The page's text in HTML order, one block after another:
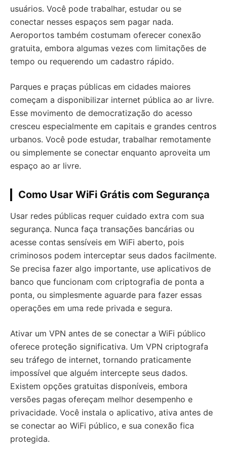
usuários. Você pode trabalhar, estudar ou se
conectar nesses espaços sem pagar nada.
Aeroportos também costumam oferecer conexão
gratuita, embora algumas vezes com limitações de
tempo ou requerendo um cadastro rápido.
Parques e praças públicas em cidades maiores
começam a disponibilizar internet pública ao ar livre.
Esse movimento de democratização do acesso
cresceu especialmente em capitais e grandes centros
urbanos. Você pode estudar, trabalhar remotamente
ou simplemente se conectar enquanto aproveita um
espaço ao ar livre.
Como Usar WiFi Grátis com Segurança
Usar redes públicas requer cuidado extra com sua
segurança. Nunca faça transações bancárias ou
acesse contas sensíveis em WiFi aberto, pois
criminosos podem interceptar seus dados facilmente.
Se precisa fazer algo importante, use aplicativos de
banco que funcionam com criptografia de ponta a
ponta, ou simplesmente aguarde para fazer essas
operações em uma rede privada e segura.
Ativar um VPN antes de se conectar a WiFi público
oferece proteção significativa. Um VPN criptografa
seu tráfego de internet, tornando praticamente
impossível que alguém intercepte seus dados.
Existem opções gratuitas disponíveis, embora
versões pagas ofereçam melhor desempenho e
privacidade. Você instala o aplicativo, ativa antes de
se conectar ao WiFi público, e sua conexão fica
protegida.